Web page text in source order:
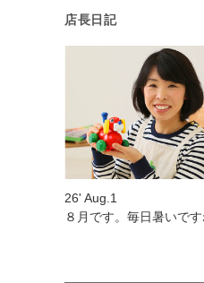
店長日記
26' Aug.1
８月です。毎日暑いです